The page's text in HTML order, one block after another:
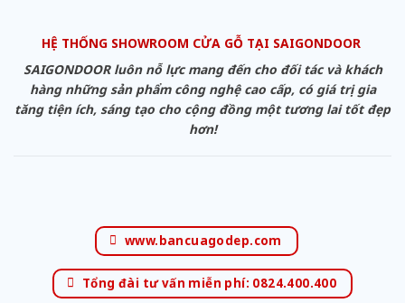
HỆ THỐNG SHOWROOM CỬA GỖ TẠI SAIGONDOOR
SAIGONDOOR luôn nỗ lực mang đến cho đối tác và khách
hàng những sản phẩm công nghệ cao cấp, có giá trị gia
tăng tiện ích, sáng tạo cho cộng đồng một tương lai tốt đẹp
hơn!
www.bancuagodep.com
Tổng đài tư vấn miễn phí: 0824.400.400